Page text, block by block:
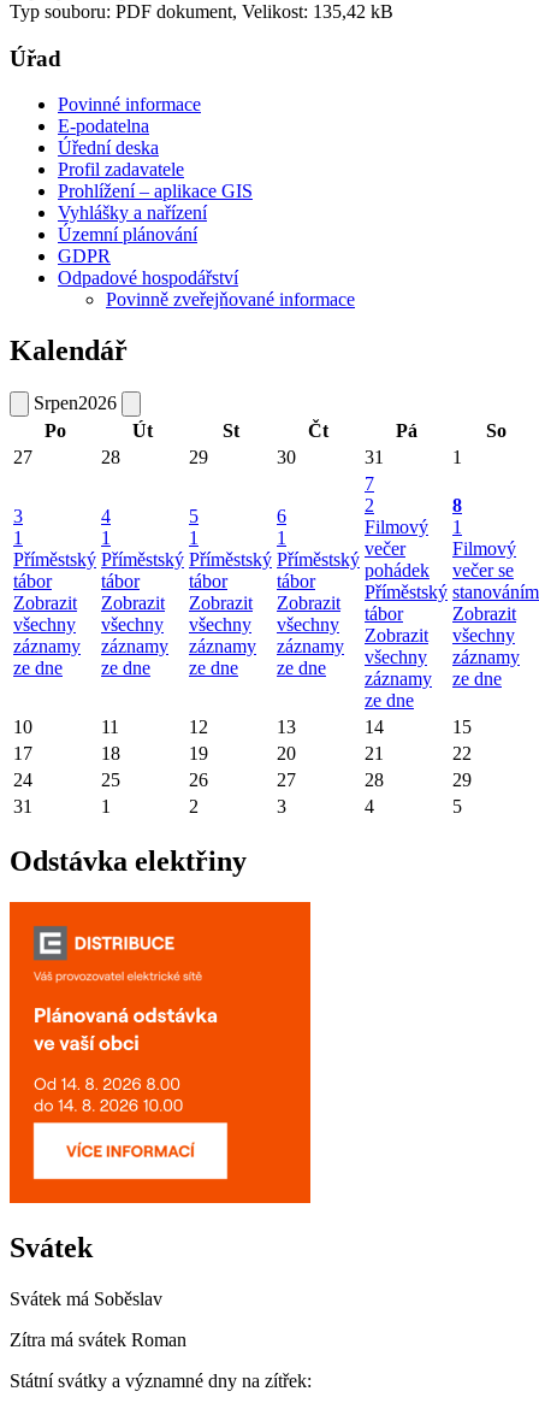
Typ souboru: PDF dokument, Velikost: 135,42 kB
Úřad
Povinné informace
E-podatelna
Úřední deska
Profil zadavatele
Prohlížení – aplikace GIS
Vyhlášky a nařízení
Územní plánování
GDPR
Odpadové hospodářství
Povinně zveřejňované informace
Kalendář
Srpen2026
Po
Út St Čt Pá
So
27
28 29 30 31 1
3
1
Příměstský
tábor
Zobrazit
všechny
záznamy
ze dne
4
1
Příměstský
tábor
Zobrazit
všechny
záznamy
ze dne
5
1
Příměstský
tábor
Zobrazit
všechny
záznamy
ze dne
6
1
Příměstský
tábor
Zobrazit
všechny
záznamy
ze dne
7
2
Filmový
večer
pohádek
Příměstský
tábor
Zobrazit
všechny
záznamy
ze dne
8
1
Filmový
večer se
stanováním
Zobrazit
všechny
záznamy
ze dne
10 11 12 13 14
15
17
18 19 20 21
22
24
25 26 27 28
29
31
1 2 3 4 5
Odstávka elektřiny
Svátek
Svátek má Soběslav
Zítra má svátek Roman
Státní svátky a významné dny na zítřek: